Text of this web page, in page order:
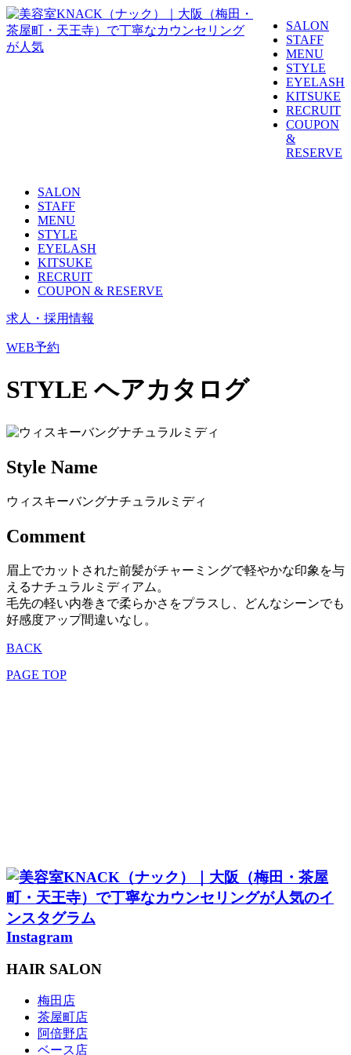
SALON
STAFF
MENU
STYLE
EYELASH
KITSUKE
RECRUIT
COUPON
&
RESERVE
SALON
STAFF
MENU
STYLE
EYELASH
KITSUKE
RECRUIT
COUPON & RESERVE
求人・採用情報
WEB予約
STYLE ヘアカタログ
Style Name
ウィスキーバングナチュラルミディ
Comment
眉上でカットされた前髪がチャーミングで軽やかな印象を与
えるナチュラルミディアム。
毛先の軽い内巻きで柔らかさをプラスし、どんなシーンでも
好感度アップ間違いなし。
BACK
PAGE TOP
Instagram
HAIR SALON
梅田店
茶屋町店
阿倍野店
ベース店